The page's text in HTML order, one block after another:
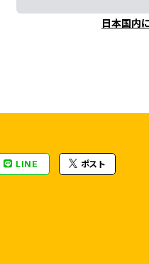
日本国内
LINE ポスト